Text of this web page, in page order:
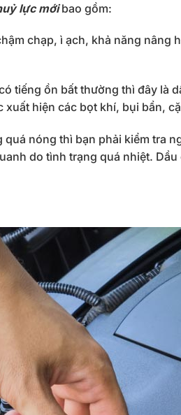
lực mớibao gồm:
chạp, ì ạch, khả năng nâng
tiếng ồn bất thường thì đây là
xuất hiện các bọt khí, bụi bẩn,
nóng thì bạn phải kiểm tra
do tình trạng quá nhiệt.